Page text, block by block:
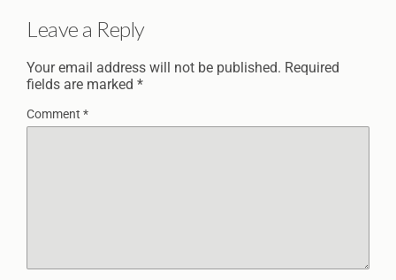
Leave a Reply
Your email address will not be published. Required
fields are marked *
Comment *